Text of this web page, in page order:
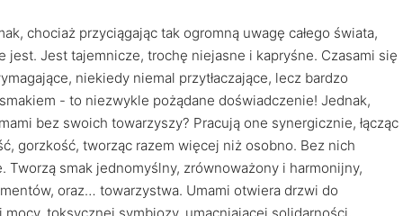
chociaż przyciągając tak ogromną uwagę całego świata,
Jest tajemnicze, trochę niejasne i kapryśne. Czasami się
niekiedy niemal przytłaczające, lecz bardzo
- to niezwykle pożądane doświadczenie! Jednak,
bez swoich towarzyszy? Pracują one synergicznie, łącząc
gorzkość, tworząc razem więcej niż osobno. Bez nich
Tworzą smak jednomyślny, zrównoważony i harmonijny,
oraz… towarzystwa. Umami otwiera drzwi do